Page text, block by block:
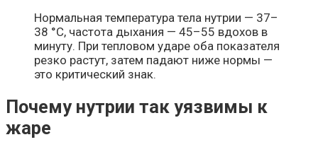
Нормальная температура тела нутрии — 37–
38 °C, частота дыхания — 45–55 вдохов в
минуту. При тепловом ударе оба показателя
резко растут, затем падают ниже нормы —
это критический знак.
Почему нутрии так уязвимы к
жаре